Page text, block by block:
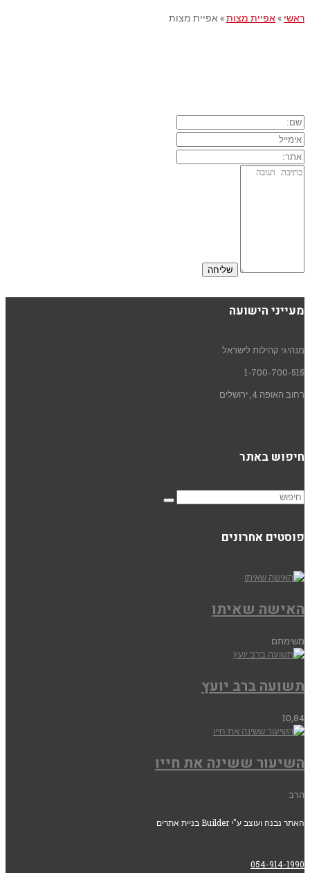
ראשי »אפיית מצות»אפיית מצות
מעייני הישועה
מנהיגי קהילות לישראל
1-700-700-515
רחוב האופה 4, ירושלים
חיפוש באתר
פוסטים אחרונים
האישה שאיתו
משימתם
תשועה ברב יועץ
10,84
השיעור ששינה את חייו
הרב
האתר נבנה ועוצב ע"י Builder בניית אתרים
054-914-1990